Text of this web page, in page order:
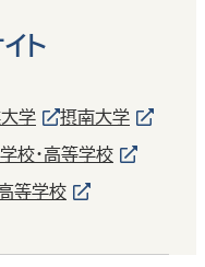
ト
学 摂南大学
校・高等学校
等学校